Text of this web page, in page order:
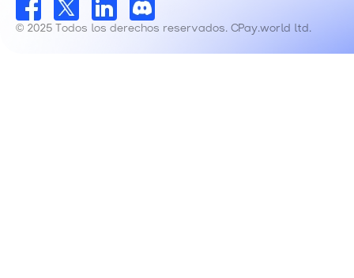
© 2025 Todos los derechos reservados. CPay.world ltd.